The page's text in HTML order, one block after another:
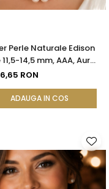
Perle Naturale Edison
14,5 mm, AAA, Aur
14K | KASKADDA®
RON
ADAUGA IN COS